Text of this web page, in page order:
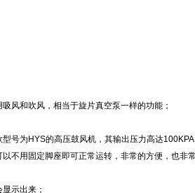
风和吹风，相当于旋片真空泵一样的功能；
号为HYS的高压鼓风机，其输出压力高达100KPA
不用固定脚座即可正常运转，非常的方便，也非
示出来；